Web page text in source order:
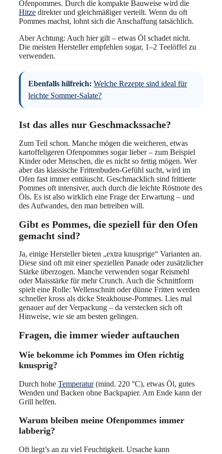
Ofenpommes. Durch die kompakte Bauweise wird die
Hitze direkter und gleichmäßiger verteilt. Wenn du oft
Pommes machst, lohnt sich die Anschaffung tatsächlich.
Aber Achtung: Auch hier gilt – etwas Öl schadet nicht.
Die meisten Hersteller empfehlen sogar, 1–2 Teelöffel zu
verwenden.
Ebenfalls hilfreich: Welche Rezepte sind ideal für
leichte Sommer-Salate?
Ist das alles nur Geschmackssache?
Zum Teil schon. Manche mögen die weicheren, etwas
kartoffeligeren Ofenpommes sogar lieber – zum Beispiel
Kinder oder Menschen, die es nicht so fettig mögen. Wer
aber das klassische Frittenbuden-Gefühl sucht, wird im
Ofen fast immer enttäuscht. Geschmacklich sind frittierte
Pommes oft intensiver, auch durch die leichte Röstnote des
Öls. Es ist also wirklich eine Frage der Erwartung – und
des Aufwandes, den man betreiben will.
Gibt es Pommes, die speziell für den Ofen
gemacht sind?
Ja, einige Hersteller bieten „extra knusprige“ Varianten an.
Diese sind oft mit einer speziellen Panade oder zusätzlicher
Stärke überzogen. Manche verwenden sogar Reismehl
oder Maisstärke für mehr Crunch. Auch die Schnittform
spielt eine Rolle: Wellenschnitt oder dünne Fritten werden
schneller kross als dicke Steakhouse-Pommes. Lies mal
genauer auf der Verpackung – da verstecken sich oft
Hinweise, wie sie am besten gelingen.
Fragen, die immer wieder auftauchen
Wie bekomme ich Pommes im Ofen richtig
knusprig?
Durch hohe Temperatur(mind. 220 °C), etwas Öl, gutes
Wenden und Backen ohne Backpapier. Am Ende kann der
Grill helfen.
Warum bleiben meine Ofenpommes immer
labberig?
Oft liegt’s an zu viel Feuchtigkeit. Ursache kann